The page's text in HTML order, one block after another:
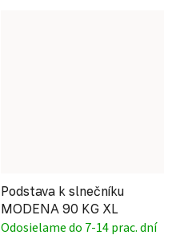
Podstava k slnečníku
MODENA 90 KG XL
Odosielame do 7-14 prac. dní